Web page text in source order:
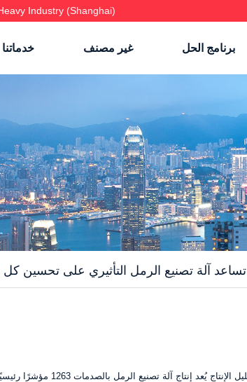
Industry (Shanghai)!
برنامج الحل غير مصنف خدماتنا
تساعد آلة تصنيع الرمل التأثيري على تحسين كل
فيما يلي تقييم شامل ومتعمق لإنتاج آلة تصنيع الرمل بالصدمات 1263،